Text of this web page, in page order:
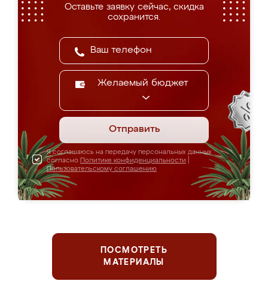
Оставьте заявку сейчас, скидка
сохранится.
Желаемый бюджет
Отправить
Я соглашаюсь на передачу персональных данных
согласно Политике конфиденциальности
Пользовательскому соглашению
ПОСМОТРЕТЬ
МАТЕРИАЛЫ